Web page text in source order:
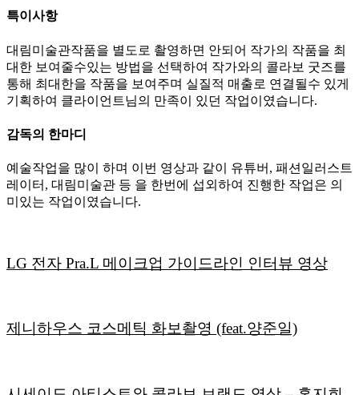
특이사항
대림미술관작품을 별도로 촬영하면 안되어 작가의 작품을 최
대한 보여줄수있는 방법을 선택하여 작가와의 콜라보 굿즈를
통해 최대한을 작품을 보여주며 실질적 매출로 연결될수 있게
기획하여 클라이언트님의 만족이 있던 작업이였습니다.
감독의 한마디
예술작업을 많이 하며 이번 영상과 같이 유튜버, 패션일러스트
레이터, 대림미술관 등 을 한번에 섭외하여 진행한 작업은 의
미있는 작업이였습니다.
LG 전자 Pra.L 메이크업 가이드라인 인터뷰 영상
제니하우스 코스메틱 화보촬영 (feat.양준일)